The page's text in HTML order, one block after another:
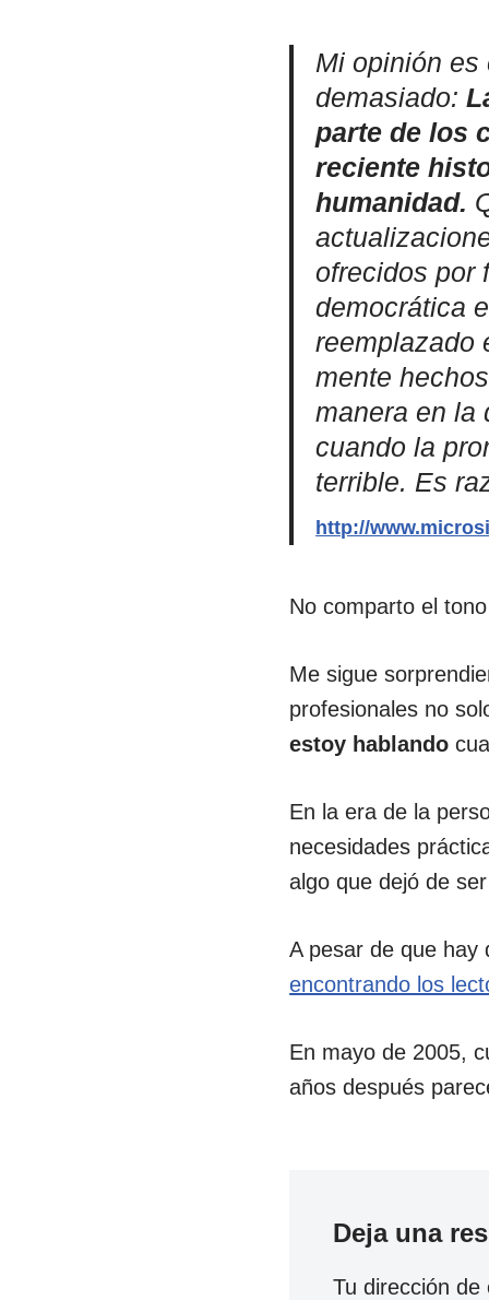
Mi opinión es
demasiado:
parte de los
reciente
humanidad.
ofrecidos por
democrática
reemplazado
mente
manera en la
cuando la
terrible. Es
http://
No comparto el
Me sigue
profesionales no
estoy hablando
En la era de la
necesidades
algo que dejó de
A pesar de que hay
encontrando los
En mayo de 2005,
años después
Deja una
Tu dirección